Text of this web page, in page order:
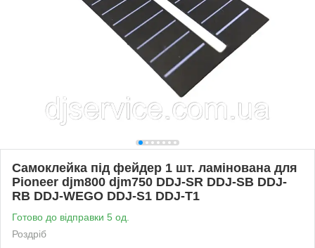
Самоклейка під фейдер 1 шт. ламінована для
Pioneer djm800 djm750 DDJ-SR DDJ-SB DDJ-
RB DDJ-WEGO DDJ-S1 DDJ-T1
Готово до відправки 5 од.
Роздріб